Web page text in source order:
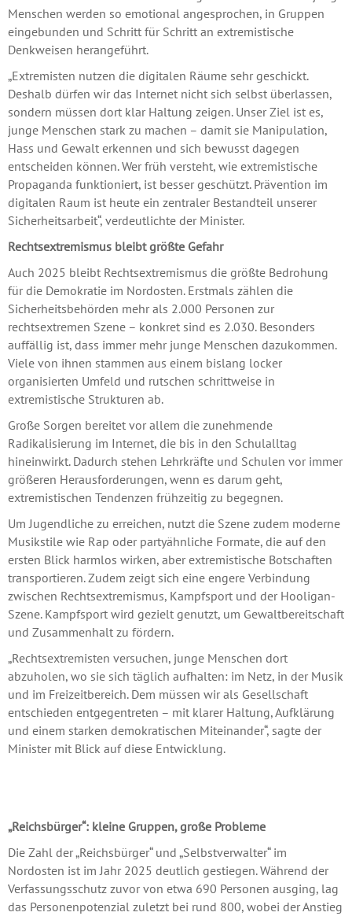
Menschen werden so emotional angesprochen, in Gruppen
eingebunden und Schritt für Schritt an extremistische
Denkweisen herangeführt.
„Extremisten nutzen die digitalen Räume sehr geschickt.
Deshalb dürfen wir das Internet nicht sich selbst überlassen,
sondern müssen dort klar Haltung zeigen. Unser Ziel ist es,
junge Menschen stark zu machen – damit sie Manipulation,
Hass und Gewalt erkennen und sich bewusst dagegen
entscheiden können. Wer früh versteht, wie extremistische
Propaganda funktioniert, ist besser geschützt. Prävention im
digitalen Raum ist heute ein zentraler Bestandteil unserer
Sicherheitsarbeit“, verdeutlichte der Minister.
Rechtsextremismus bleibt größte Gefahr
Auch 2025 bleibt Rechtsextremismus die größte Bedrohung
für die Demokratie im Nordosten. Erstmals zählen die
Sicherheitsbehörden mehr als 2.000 Personen zur
rechtsextremen Szene – konkret sind es 2.030. Besonders
auffällig ist, dass immer mehr junge Menschen dazukommen.
Viele von ihnen stammen aus einem bislang locker
organisierten Umfeld und rutschen schrittweise in
extremistische Strukturen ab.
Große Sorgen bereitet vor allem die zunehmende
Radikalisierung im Internet, die bis in den Schulalltag
hineinwirkt. Dadurch stehen Lehrkräfte und Schulen vor immer
größeren Herausforderungen, wenn es darum geht,
extremistischen Tendenzen frühzeitig zu begegnen.
Um Jugendliche zu erreichen, nutzt die Szene zudem moderne
Musikstile wie Rap oder partyähnliche Formate, die auf den
ersten Blick harmlos wirken, aber extremistische Botschaften
transportieren. Zudem zeigt sich eine engere Verbindung
zwischen Rechtsextremismus, Kampfsport und der Hooligan-
Szene. Kampfsport wird gezielt genutzt, um Gewaltbereitschaft
und Zusammenhalt zu fördern.
„Rechtsextremisten versuchen, junge Menschen dort
abzuholen, wo sie sich täglich aufhalten: im Netz, in der Musik
und im Freizeitbereich. Dem müssen wir als Gesellschaft
entschieden entgegentreten – mit klarer Haltung, Aufklärung
und einem starken demokratischen Miteinander“, sagte der
Minister mit Blick auf diese Entwicklung.
„Reichsbürger“: kleine Gruppen, große Probleme
Die Zahl der „Reichsbürger“ und „Selbstverwalter“ im
Nordosten ist im Jahr 2025 deutlich gestiegen. Während der
Verfassungsschutz zuvor von etwa 690 Personen ausging, lag
das Personenpotenzial zuletzt bei rund 800, wobei der Anstieg